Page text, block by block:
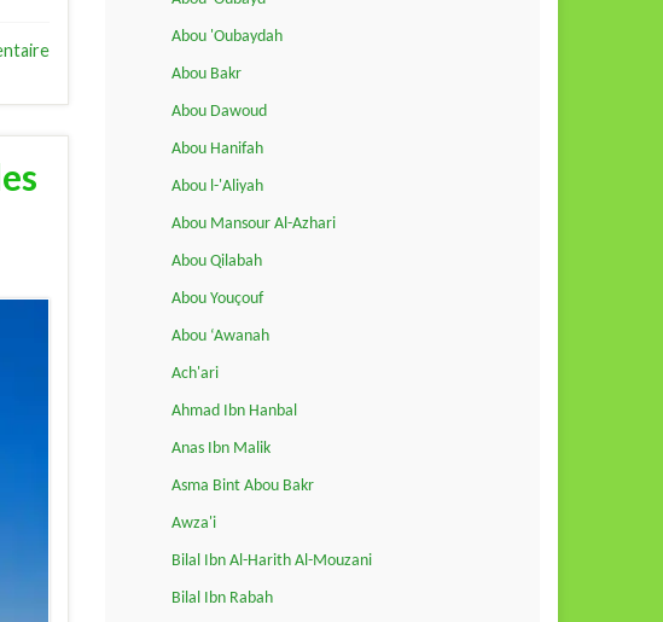
Abou 'Oubaydah
Abou Bakr
Abou Dawoud
Abou Hanifah
Abou l-'Aliyah
Abou Mansour Al-Azhari
Abou Qilabah
Abou Youçouf
Abou ‘Awanah
Ach'ari
Ahmad Ibn Hanbal
Anas Ibn Malik
Asma Bint Abou Bakr
Awza'i
Bilal Ibn Al-Harith Al-Mouzani
Bilal Ibn Rabah